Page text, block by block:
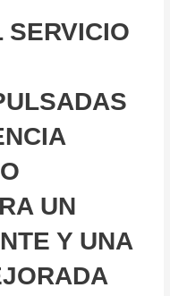
SERVICIO
UN
Y UNA